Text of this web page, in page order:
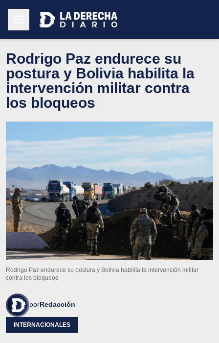
Rodrigo Paz endurece su
postura y Bolivia habilita la
intervención militar contra
los bloqueos
Rodrigo Paz endurece su postura y Bolivia habilita la intervención militar
contra los bloqueos
porRedacción
INTERNACIONALES